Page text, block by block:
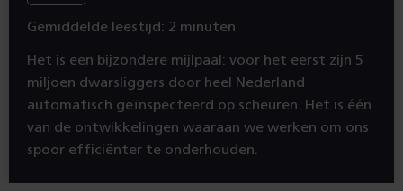
Gemiddelde leestijd: 2 minuten
Het is een bijzondere mijlpaal: voor het eerst zijn 5
miljoen dwarsliggers door heel Nederland
automatisch geïnspecteerd op scheuren. Het is één
van de ontwikkelingen waaraan we werken om ons
spoor efficiënter te onderhouden.